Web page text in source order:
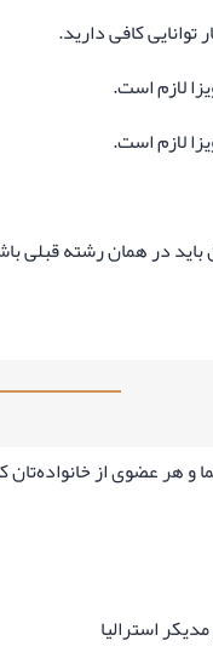
کافی دارید.
لازم است.
لازم است.
هر عضوی از خانواده‌تان
استرالیا